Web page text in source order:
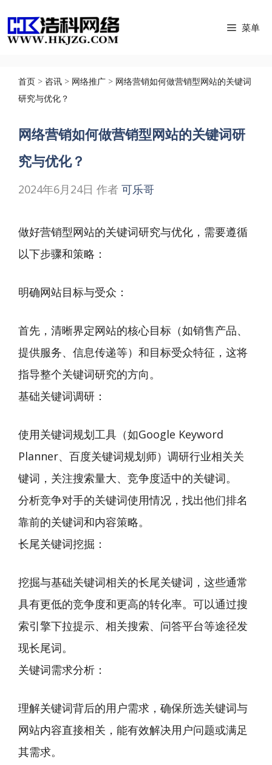
至
菜单
首页 > 咨讯 > 网络推广 > 网络营销如何做营销型网站的关键词
研究与优化？
网络营销如何做营销型网站的关键词研
究与优化？
2024年6月24日 作者 可乐哥
做好营销型网站的关键词研究与优化，需要遵循
以下步骤和策略：
明确网站目标与受众：
首先，清晰界定网站的核心目标（如销售产品、
提供服务、信息传递等）和目标受众特征，这将
指导整个关键词研究的方向。
基础关键词调研：
使用关键词规划工具（如Google Keyword
Planner、百度关键词规划师）调研行业相关关
键词，关注搜索量大、竞争度适中的关键词。
分析竞争对手的关键词使用情况，找出他们排名
靠前的关键词和内容策略。
长尾关键词挖掘：
挖掘与基础关键词相关的长尾关键词，这些通常
具有更低的竞争度和更高的转化率。可以通过搜
索引擎下拉提示、相关搜索、问答平台等途径发
现长尾词。
关键词需求分析：
理解关键词背后的用户需求，确保所选关键词与
网站内容直接相关，能有效解决用户问题或满足
其需求。